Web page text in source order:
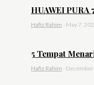
HUAWEI PURA
Hafiz Rahim - May 7,
5 Tempat
Hafiz Rahim -